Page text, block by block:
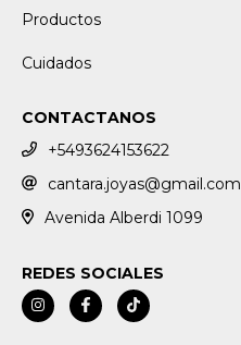
Productos
Cuidados
CONTACTANOS
+5493624153622
cantara.joyas@gmail.com
Avenida Alberdi 1099
REDES SOCIALES